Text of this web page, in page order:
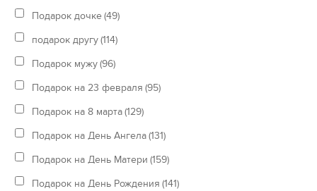
Подарок дочке(49)
подарок другу(114)
Подарок мужу(96)
Подарок на 23 февраля (95)
Подарок на 8 марта(129)
Подарок на День Ангела(131)
Подарок на День Матери (159)
Подарок на День Рождения (141)